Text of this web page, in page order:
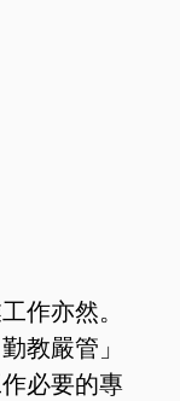
作亦然。
教嚴管」
必要的專